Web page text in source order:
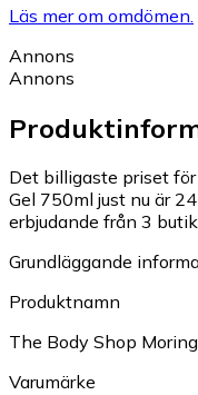
Läs mer om omdömen.
Annons
Annons
Det billigaste priset
Gel 750ml just nu är
erbjudande från 3
Grundläggande
Produktnamn
The Body Shop
Varumärke